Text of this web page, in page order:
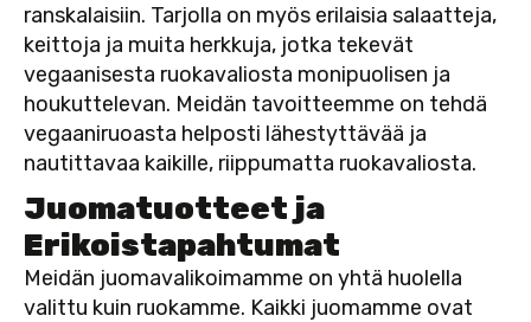
ranskalaisiin. Tarjolla on myös erilaisia salaatteja,
keittoja ja muita herkkuja, jotka tekevät
vegaanisesta ruokavaliosta monipuolisen ja
houkuttelevan. Meidän tavoitteemme on tehdä
vegaaniruoasta helposti lähestyttävää ja
nautittavaa kaikille, riippumatta ruokavaliosta.
Juomatuotteet ja
Erikoistapahtumat
Meidän juomavalikoimamme on yhtä huolella
valittu kuin ruokamme. Kaikki juomamme ovat